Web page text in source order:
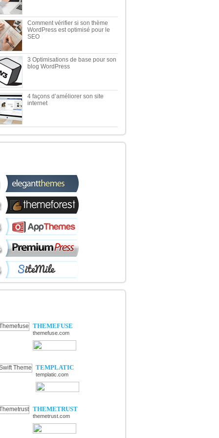
Comment vérifier si son thème
WordPress est optimisé pour le
SEO
3 Optimisations de base pour son
blog WordPress
4 façons d’améliorer son site
internet
THEMEFUSE
themefuse.com
TEMPLATIC
templatic.com
THEMETRUST
themetrust.com